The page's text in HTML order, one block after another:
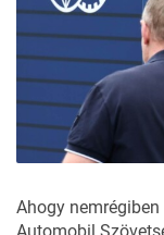
Ahogy nemrégiben
Automobil